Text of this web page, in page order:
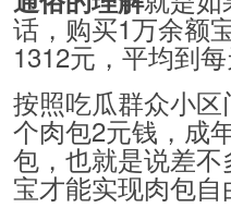
话，购买1万余额
1312元，平均到
按照吃瓜群众小
个肉包2元钱，成
包，也就是说差
宝才能实现肉包自